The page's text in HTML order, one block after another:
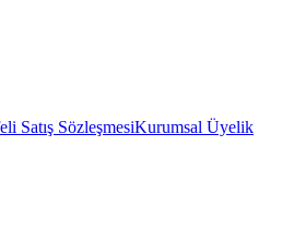
Satış SözleşmesiKurumsal Üyelik